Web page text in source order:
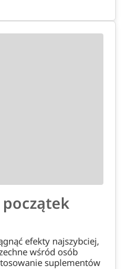
efekty najszybciej,
wśród osób
suplementów